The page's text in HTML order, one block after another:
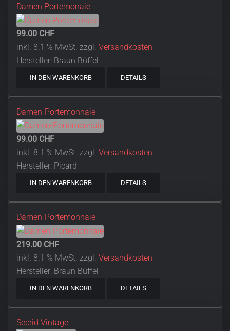
Damen Portemonaie
99.00 CHF
inkl. 8.1 % MwSt. zzgl. Versandkosten
Hersteller: Braun Büffel
IN DEN WARENKORB DETAILS
Damen-Portemonnaie
99.00 CHF
inkl. 8.1 % MwSt. zzgl. Versandkosten
Hersteller: Picard
IN DEN WARENKORB DETAILS
Damen-Portemonnaie
219.00 CHF
inkl. 8.1 % MwSt. zzgl. Versandkosten
Hersteller: Braun Büffel
IN DEN WARENKORB DETAILS
Secrid Vintage